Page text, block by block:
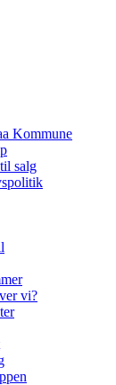
Kommune
salg
vi?